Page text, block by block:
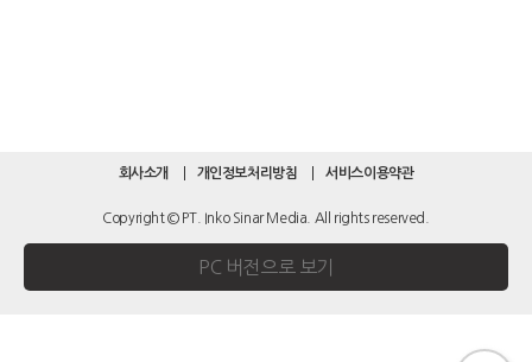
회사소개 개인정보처리방침 서비스이용약관
Copyright © PT. Inko Sinar Media. All rights reserved.
PC 버전으로 보기